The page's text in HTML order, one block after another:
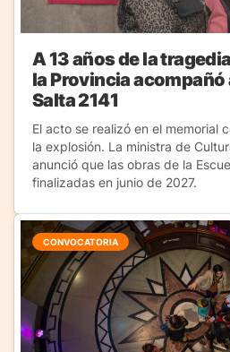
A 13 años de la
la Provincia
Salta 2141
El acto se realizó en el memorial
la explosión. La ministra de
anunció que las obras de la
finalizadas en junio de 2027.
CONVOCATORIA